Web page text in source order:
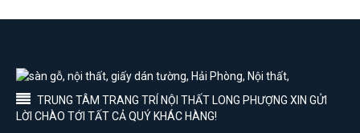
TRUNG TÂM TRANG TRÍ NỘI THẤT LONG PHƯỢNG XIN GỬI
LỜI CHÀO TỚI TẤT CẢ QUÝ KHÁC HÀNG!